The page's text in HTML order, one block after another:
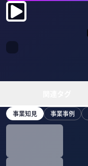
事業知見 事業事例